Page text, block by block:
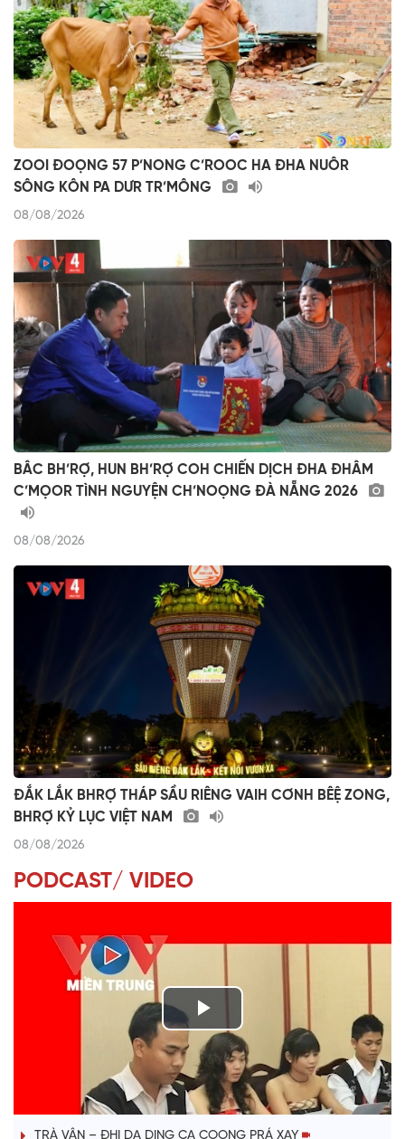
ZOOI ĐOỌNG 57 P’NONG C’ROOC HA ĐHA NUÔR
SÔNG KÔN PA DƯR TR’MÔNG
08/08/2026
BÂC BH’RỢ, HUN BH’RỢ COH CHIẾN DỊCH ĐHA ĐHÂM
C’MỌOR TÌNH NGUYỆN CH’NOỌNG ĐÀ NẴNG 2026
08/08/2026
ĐẮK LẮK BHRỢ THÁP SẦU RIÊNG VAIH CƠNH BÊỆ ZONG,
BHRỢ KỶ LỤC VIỆT NAM
08/08/2026
PODCAST/ VIDEO
P
l
a
VÀI PHÚT DÀNH CHO QUẢNG BÁ
TRÀ VÂN – ĐHỊ DA DING CA COONG PRÁ XAY